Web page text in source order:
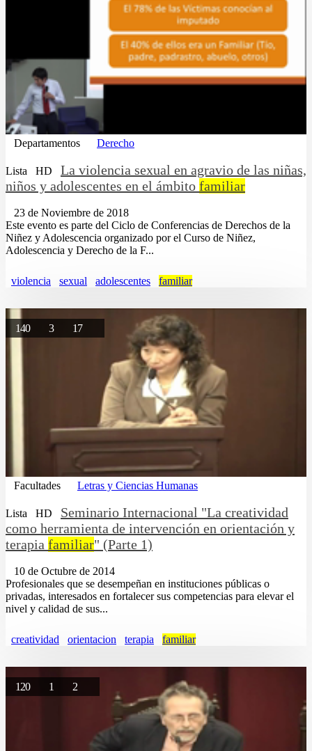
Departamentos Derecho
Lista HD
La violencia sexual en agravio de las niñas,
niños y adolescentes en el ámbito familiar
23 de Noviembre de 2018
Este evento es parte del Ciclo de Conferencias de Derechos de la
Niñez y Adolescencia organizado por el Curso de Niñez,
Adolescencia y Derecho de la F...
violencia sexual adolescentes familiar
140 3 17
Facultades Letras y Ciencias Humanas
Lista HD
Seminario Internacional "La creatividad
como herramienta de intervención en orientación y
terapia familiar" (Parte 1)
10 de Octubre de 2014
Profesionales que se desempeñan en instituciones públicas o
privadas, interesados en fortalecer sus competencias para elevar el
nivel y calidad de sus...
creatividad orientacion terapia familiar
120 1 2